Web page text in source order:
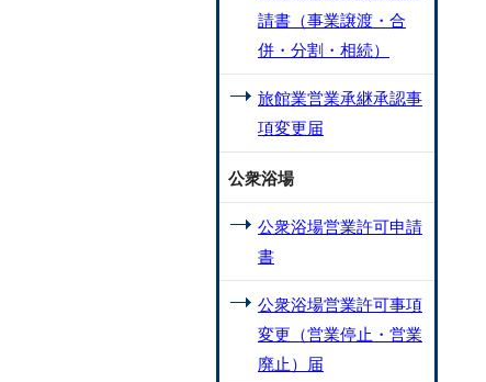
請書（事業譲渡・合
併・分割・相続）
旅館業営業承継承認事
項変更届
公衆浴場
公衆浴場営業許可申請
書
公衆浴場営業許可事項
変更（営業停止・営業
廃止）届